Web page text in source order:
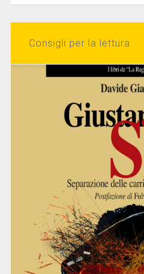
Consigli per la lettura